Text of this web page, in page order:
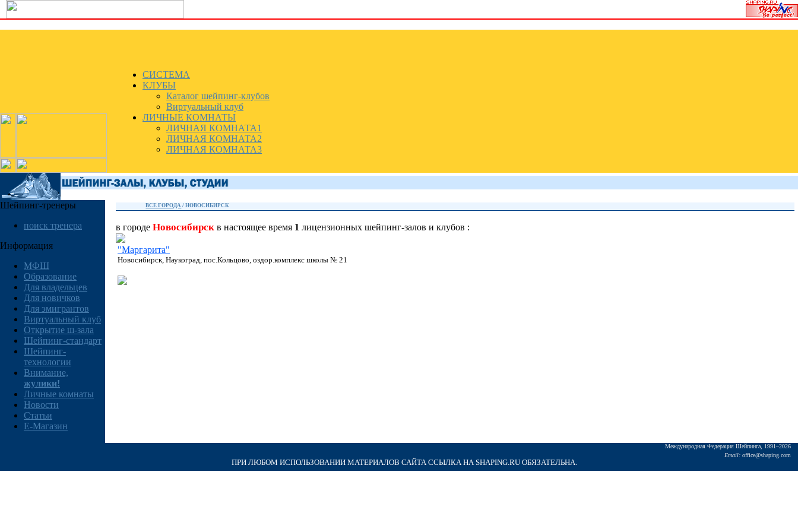
СИСТЕМА
КЛУБЫ
Каталог шейпинг-клубов
Виртуальный клуб
ЛИЧНЫЕ КОМНАТЫ
ЛИЧНАЯ КОМНАТА1
ЛИЧНАЯ КОМНАТА2
ЛИЧНАЯ КОМНАТА3
Шейпинг-тренеры
поиск тренера
Информация
МФШ
Образование
Для владельцев
Для новичков
Для эмигрантов
Виртуальный клуб
Открытие ш-зала
Шейпинг-стандарт
Шейпинг-
технологии
Внимание,
жулики!
Личные комнаты
Новости
Статьи
E-Магазин
ВСЕ ГОРОДА /НОВОСИБИРСК
в городе Новосибирск в настоящее время 1 лицензионных шейпинг-залов и клубов :
"Маргарита"
Новосибирск, Наукоград, пос.Кольцово, оздор.комплекс школы № 21
Междунаpодная Федеpация Шейпинга, 1991–2026
Email: office@shaping.com
ПРИ ЛЮБОМ ИСПОЛЬЗОВАНИИ МАТЕРИАЛОВ САЙТА ССЫЛКА НА SHAPING.RU ОБЯЗАТЕЛЬНА.